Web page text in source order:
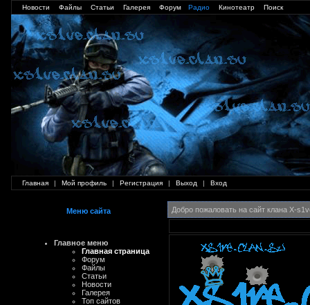
Новости Файлы Статьи Галерея Форум Радио Кинотеатр Поиск
Главная | Мой профиль | Регистрация | Выход | Вход
Меню сайта
Главное меню
Главная страница
Форум
Файлы
Статьи
Новости
Галерея
Топ сайтов
Добро пожаловать на сайт клана X-